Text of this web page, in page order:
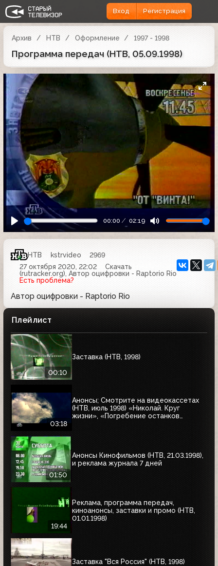
Вход Регистрация
Архив НТВ Оформление 1997 - 1998
Программа передач (НТВ, 05.09.1998)
00:00 02:19
НТВ kstrvideo
2969
27 октября 2020, 22:02
Скачать
(rutracker.org), Автор оцифровки - Raptorio Rio
Есть проблема?
Автор оцифровки - Raptorio Rio
Плейлист
00:10
Заставка (НТВ, 1998)
03:18
Анонсы; Смотрите на видеокассетах
(НТВ, июль 1998) «Николай. Круг
жизни», «Погребение останков
01:50
Анонсы Кинофильмов (НТВ, 21.03.1998),
и реклама журнала 7 дней
19:44
Реклама, программа передач,
киноанонсы, заставки и промо (НТВ,
01.01.1998)
Заставка "Вся Россия" (НТВ, 1998)